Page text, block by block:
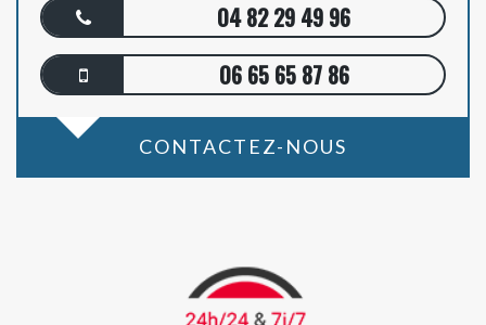
04 82 29 49 96
06 65 65 87 86
CONTACTEZ-NOUS